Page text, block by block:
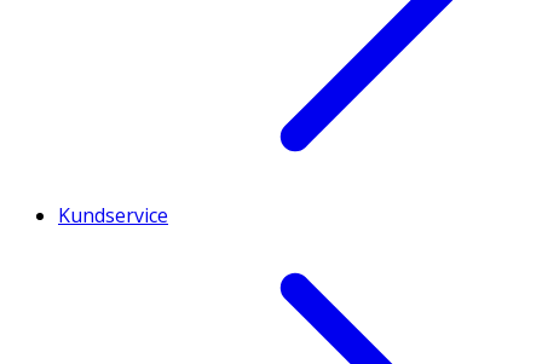
Kundservice